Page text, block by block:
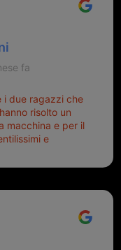
fa
i due ragazzi che
risolto un
macchina e per il
e
altro problema.